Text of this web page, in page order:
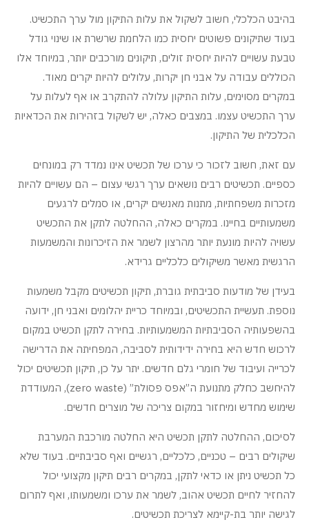
בהיבט הכלכלי, חשוב לשקול את עלות התיקון מול ערך התכשיט.
בעוד שתיקונים פשוטים יחסית כמו הלחמת שרשרת או שינוי גודל
טבעת עשויים להיות יחסית זולים, תיקונים מורכבים יותר, במיוחד אלו
הכוללים עבודה על אבני חן יקרות, עלולים להיות יקרים מאוד.
במקרים מסוימים, עלות התיקון עלולה להתקרב או אף לעלות על
ערך התכשיט עצמו. במצבים כאלה, יש לשקול בזהירות את הכדאיות
הכלכלית של התיקון.
עם זאת, חשוב לזכור כי ערכו של תכשיט אינו נמדד רק במונחים
כספיים. תכשיטים רבים נושאים ערך רגשי עצום – הם עשויים להיות
מזכרות משפחתיות, מתנות מאנשים יקרים, או סמלים לרגעים
משמעותיים בחיינו. במקרים כאלה, ההחלטה לתקן את התכשיט
עשויה להיות מונעת יותר מהרצון לשמר את הזיכרונות והמשמעות
הרגשית מאשר משיקולים כלכליים גרידא.
בעידן של מודעות סביבתית גוברת, תיקון תכשיטים מקבל משמעות
נוספת. תעשיית התכשיטים, ובמיוחד כריית יהלומים ואבני חן, ידועה
בהשפעותיה הסביבתיות המשמעותיות. בחירה לתקן תכשיט במקום
לרכוש חדש היא בחירה ידידותית לסביבה, המפחיתה את הדרישה
לכרייה ועיבוד של חומרי גלם חדשים. יתר על כן, תיקון תכשיטים יכול
להיחשב כחלק מתנועת ה”אפס פסולת” (zero waste), המעודדת
שימוש מחדש ומיחזור במקום צריכה של מוצרים חדשים.
לסיכום, ההחלטה לתקן תכשיט היא החלטה מורכבת המערבת
שיקולים רבים – טכניים, כלכליים, רגשיים ואף סביבתיים. בעוד שלא
כל תכשיט ניתן או כדאי לתקן, במקרים רבים תיקון מקצועי יכול
להחזיר לחיים תכשיט אהוב, לשמר את ערכו ומשמעותו, ואף לתרום
לגישה יותר בת-קיימא לצריכת תכשיטים.